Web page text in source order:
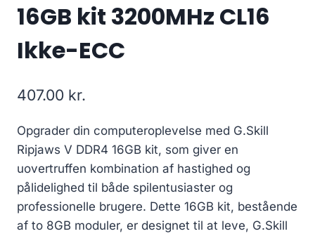
16GB kit 3200MHz CL16
Ikke-ECC
407.00 kr.
Opgrader din computeroplevelse med G.Skill
Ripjaws V DDR4 16GB kit, som giver en
uovertruffen kombination af hastighed og
pålidelighed til både spilentusiaster og
professionelle brugere. Dette 16GB kit, bestående
af to 8GB moduler, er designet til at leve, G.Skill